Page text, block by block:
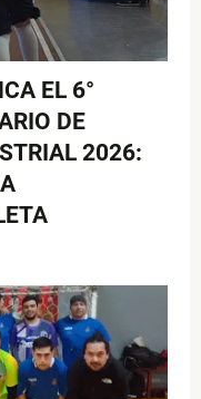
EL 6°
DE
2026: